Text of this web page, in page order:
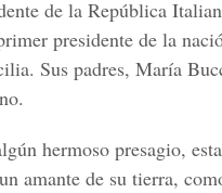
de la República
presidente de la
Sus padres, María
hermoso presagio,
amante de su tierra,